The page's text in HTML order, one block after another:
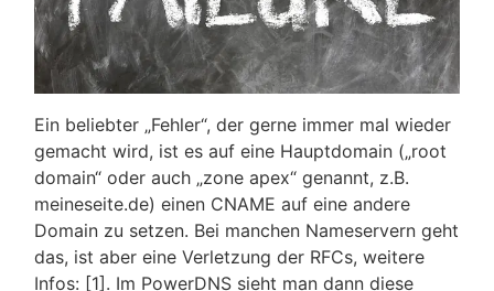
Ein beliebter „Fehler“, der gerne immer mal wieder
gemacht wird, ist es auf eine Hauptdomain („root
domain“ oder auch „zone apex“ genannt, z.B.
meineseite.de) einen CNAME auf eine andere
Domain zu setzen. Bei manchen Nameservern geht
das, ist aber eine Verletzung der RFCs, weitere
Infos: [1]. Im PowerDNS sieht man dann diese